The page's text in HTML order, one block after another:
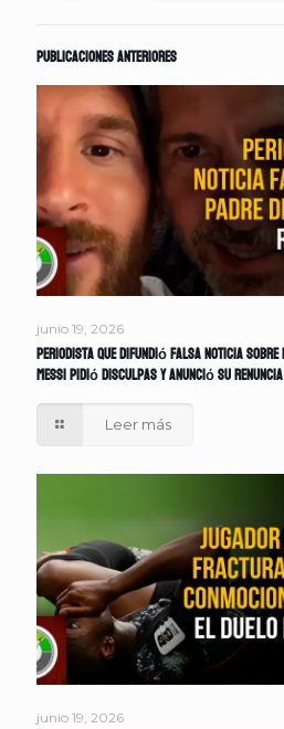
Publicaciones anteriores
junio 19, 2026
Periodista que difundió falsa noticia sobre
Messi pidió disculpas y anunció su renuncia
Leer más
junio 19, 2026